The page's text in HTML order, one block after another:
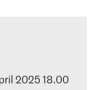
2025 18.00